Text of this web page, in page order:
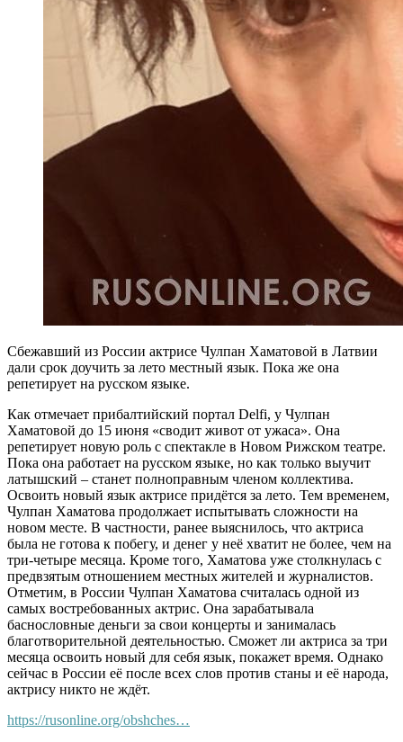
Сбежавший из России актрисе Чулпан Хаматовой в Латвии
дали срок доучить за лето местный язык. Пока же она
репетирует на русском языке.
Как отмечает прибалтийский портал Delfi, у Чулпан
Хаматовой до 15 июня «сводит живот от ужаса». Она
репетирует новую роль с спектакле в Новом Рижском театре.
Пока она работает на русском языке, но как только выучит
латышский – станет полноправным членом коллектива.
Освоить новый язык актрисе придётся за лето. Тем временем,
Чулпан Хаматова продолжает испытывать сложности на
новом месте. В частности, ранее выяснилось, что актриса
была не готова к побегу, и денег у неё хватит не более, чем на
три-четыре месяца. Кроме того, Хаматова уже столкнулась с
предвзятым отношением местных жителей и журналистов.
Отметим, в России Чулпан Хаматова считалась одной из
самых востребованных актрис. Она зарабатывала
баснословные деньги за свои концерты и занималась
благотворительной деятельностью. Сможет ли актриса за три
месяца освоить новый для себя язык, покажет время. Однако
сейчас в России её после всех слов против станы и её народа,
актрису никто не ждёт.
https://rusonline.org/obshches…